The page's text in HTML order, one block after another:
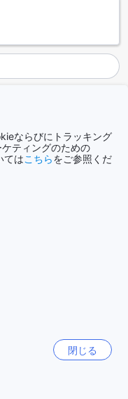
す。歴史的な建物の
ガリーの豊かな歴史
ュは、観光だけでな
晴らしいスポットで
ターホームへは、最
す。最も近い空港は
）で、エデンセンタ
です。空港からは、
間半のドライブで美
ランドマーク
ならびにトラッキング
ティングのための
てはこちらをご参照くだ
閉じる